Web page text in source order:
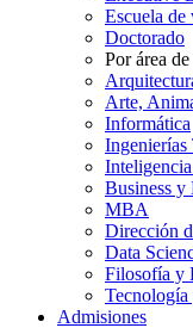
Escuela de
Doctorado
Por área
Arte,
Informática
Ingenierías
Business y
MBA
Dirección
Data
Filosofía y
Tecnología
Admisiones